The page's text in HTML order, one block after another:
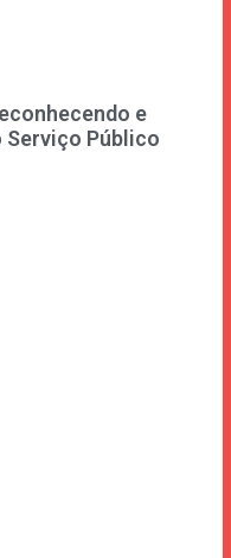
e
Serviço Público